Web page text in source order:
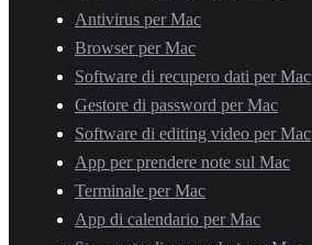
Antivirus per Mac
Browser per Mac
Software di recupero dati per Mac
Gestore di password per Mac
Software di editing video per Mac
App per prendere note sul Mac
Terminale per Mac
App di calendario per Mac